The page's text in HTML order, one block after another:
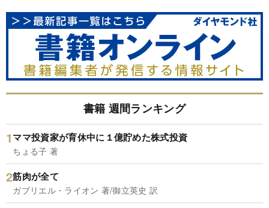
書籍 週間ランキング
ママ投資家が育休中に１億貯めた株式投資
ちょる子 著
筋肉が全て
ガブリエル・ライオン 著/御立英史 訳